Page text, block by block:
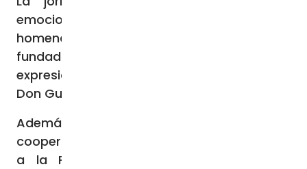
emociones, recuerdos y acuerdos. Se rindió
homenaje a figuras destacadas como el
fundador, el Cardenal Raúl Silva Henríquez, y
expresidentes como Mons. Héctor Vargas y
Don Guido Crino.
Además, se formalizó un acuerdo de
cooperación y trabajo conjunto que vincula
a la Pontificia Universidad Católica de